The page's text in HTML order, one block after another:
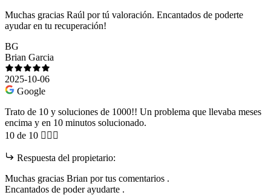
Muchas gracias Raúl por tú valoración. Encantados de poderte
ayudar en tu recuperación!
BG
Brian Garcia
2025-10-06
Google
Trato de 10 y soluciones de 1000!! Un problema que llevaba meses
encima y en 10 minutos solucionado.
10 de 10 👍🏽✅
Respuesta del propietario:
Muchas gracias Brian por tus comentarios .
Encantados de poder ayudarte .